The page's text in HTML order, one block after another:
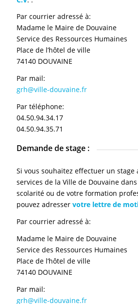
Par courrier adressé à:
Madame le Maire de Douvaine
Service des Ressources Humaines
Place de l’hôtel de ville
74140 DOUVAINE
Par mail:
grh@ville-douvaine.fr
Par téléphone:
04.50.94.34.17
04.50.94.35.71
Demande de stage :
Si vous souhaitez effectuer un stage
services de la Ville de Douvaine
scolarité ou de votre formation
pouvez adresservotre lettre de
Par courrier adressé à:
Madame le Maire de Douvaine
Service des Ressources Humaines
Place de l’hôtel de ville
74140 DOUVAINE
Par mail:
grh@ville-douvaine.fr